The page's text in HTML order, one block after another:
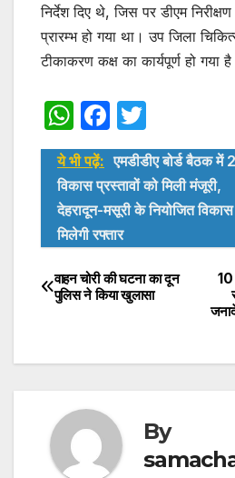
निर्देश दिए थे, जिस पर डीएम
प्रारम्भ हो गया था। उप जिला
टीकाकरण कक्ष का कार्यपूर्ण हो गया
W
h
at
s
A
p
p
F
a
c
e
b
o
o
w
itt
er
ये भी पढ़ें: एमडीडीए बोर्ड बैठक में
विकास प्रस्तावों को मिली मंजूरी,
देहरादून-मसूरी के नियोजित
मिलेगी रफ्तार
Post
10
वाहन चोरी की घटना का दून
पुलिस ने किया खुलासा
By